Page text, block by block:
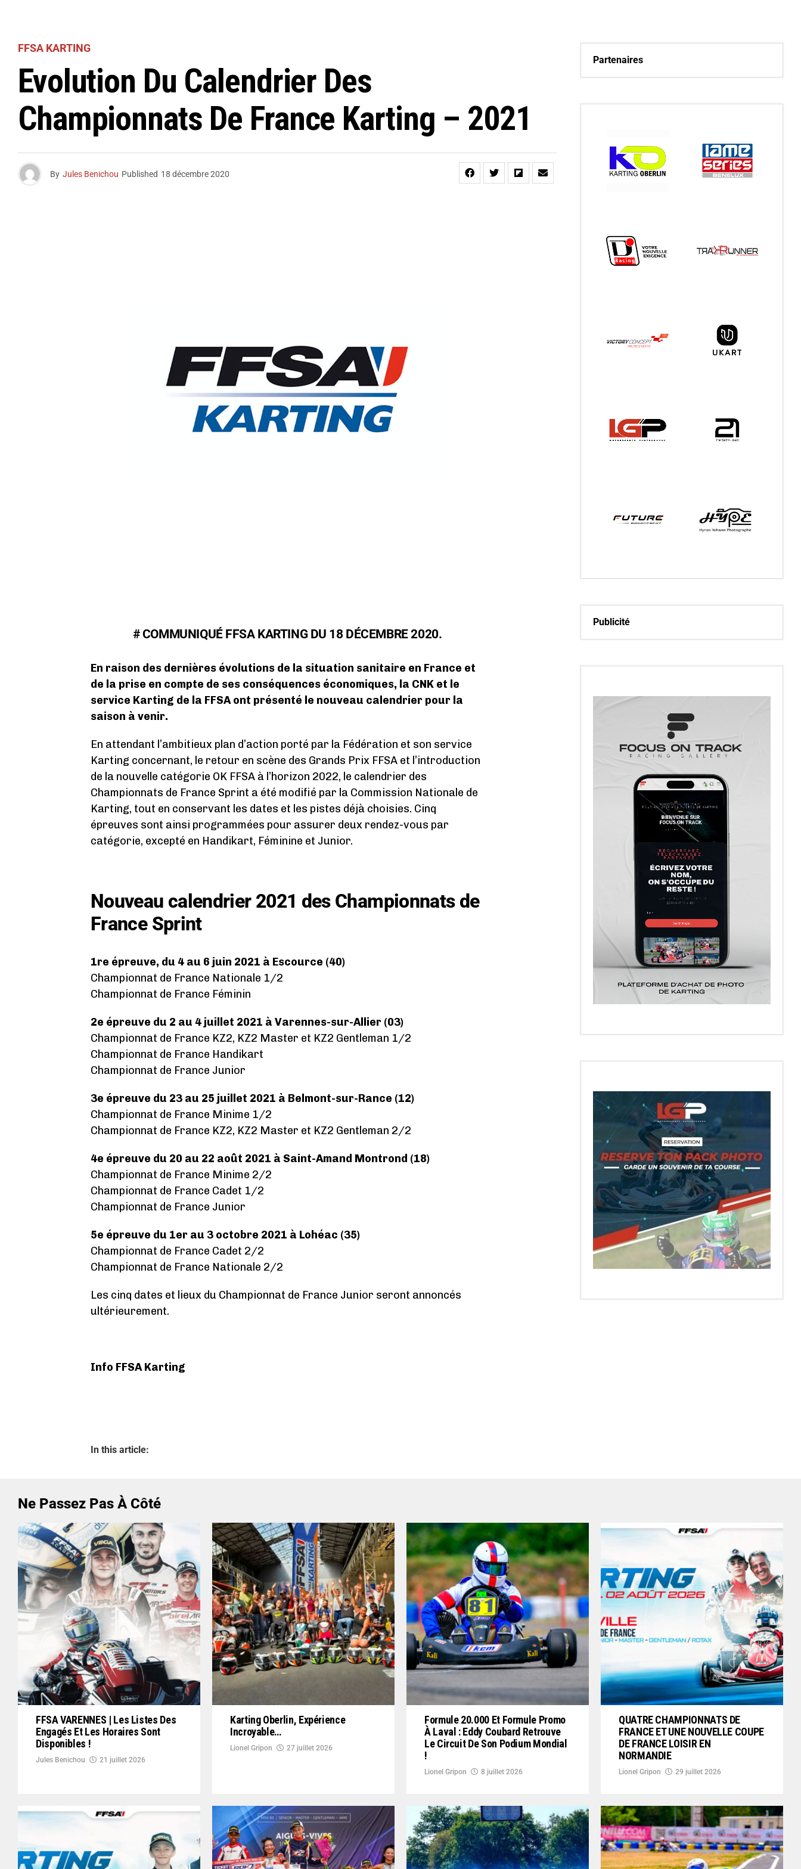
FFSA KARTING
Evolution Du Calendrier Des
Championnats De France Karting – 2021
By Jules Benichou Published 18 décembre 2020
# COMMUNIQUÉ FFSA KARTING DU 18 DÉCEMBRE 2020.
En raison des dernières évolutions de la situation sanitaire en France et
de la prise en compte de ses conséquences économiques, la CNK et le
service Karting de la FFSA ont présenté le nouveau calendrier pour la
saison à venir.
En attendant l’ambitieux plan d’action porté par la Fédération et son service
Karting concernant, le retour en scène des Grands Prix FFSA et l’introduction
de la nouvelle catégorie OK FFSA à l’horizon 2022, le calendrier des
Championnats de France Sprint a été modifié par la Commission Nationale de
Karting, tout en conservant les dates et les pistes déjà choisies. Cinq
épreuves sont ainsi programmées pour assurer deux rendez-vous par
catégorie, excepté en Handikart, Féminine et Junior.
Nouveau calendrier 2021 des Championnats de
France Sprint
1re épreuve, du 4 au 6 juin 2021 à Escource (40)
Championnat de France Nationale 1/2
Championnat de France Féminin
2e épreuve du 2 au 4 juillet 2021 à Varennes-sur-Allier (03)
Championnat de France KZ2, KZ2 Master et KZ2 Gentleman 1/2
Championnat de France Handikart
Championnat de France Junior
3e épreuve du 23 au 25 juillet 2021 à Belmont-sur-Rance (12)
Championnat de France Minime 1/2
Championnat de France KZ2, KZ2 Master et KZ2 Gentleman 2/2
4e épreuve du 20 au 22 août 2021 à Saint-Amand Montrond (18)
Championnat de France Minime 2/2
Championnat de France Cadet 1/2
Championnat de France Junior
5e épreuve du 1er au 3 octobre 2021 à Lohéac (35)
Championnat de France Cadet 2/2
Championnat de France Nationale 2/2
Les cinq dates et lieux du Championnat de France Junior seront annoncés
ultérieurement.
Info FFSA Karting
In this article:
Partenaires
Publicité
Ne Passez Pas À Côté
FFSA VARENNES | Les Listes Des
Engagés Et Les Horaires Sont
Disponibles !
Jules Benichou 21 juillet 2026
Karting Oberlin, Expérience
Incroyable…
Lionel Gripon 27 juillet 2026
Formule 20.000 Et Formule Promo
À Laval : Eddy Coubard Retrouve
Le Circuit De Son Podium Mondial
!
Lionel Gripon 8 juillet 2026
QUATRE CHAMPIONNATS DE
FRANCE ET UNE NOUVELLE COUPE
DE FRANCE LOISIR EN
NORMANDIE
Lionel Gripon 29 juillet 2026